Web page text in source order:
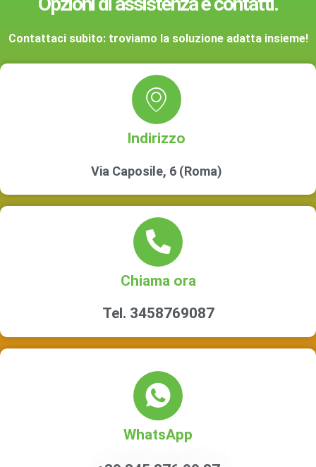
Contattaci subito: troviamo la soluzione adatta insieme!
Indirizzo
Via Caposile, 6 (Roma)
Chiama ora
Tel. 3458769087
WhatsApp